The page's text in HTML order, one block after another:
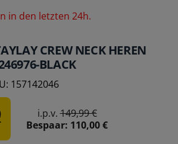
in den letzten 24h.
CREW NECK HEREN
BLACK
157142046
i.p.v.149,99 €
Bespaar: 110,00 €